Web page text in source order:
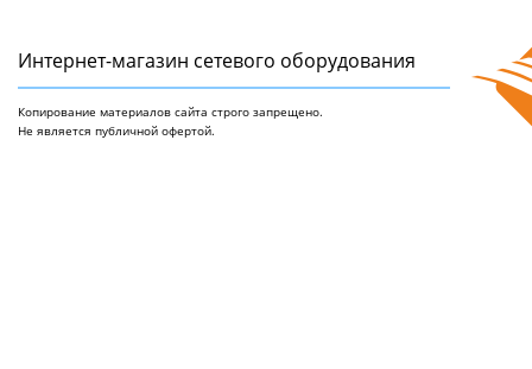
Интернет-магазин сетeвого оборудования
Копирование материалов сайта строго запрещено.
Не является публичной офертой.